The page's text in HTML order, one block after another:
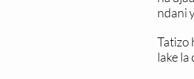
ndani
Tatizo
lake